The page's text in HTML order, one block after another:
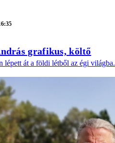
grafikus, költő
lépett át a földi létből az égi világba.